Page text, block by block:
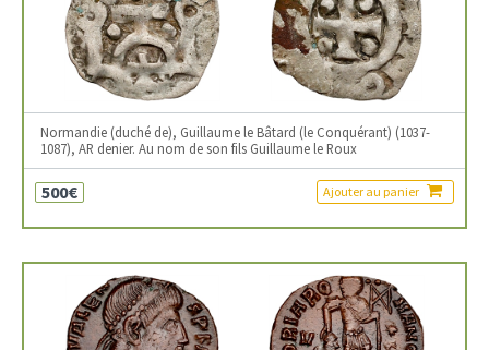
Normandie (duché de), Guillaume le Bâtard (le Conquérant) (1037-
1087), AR denier. Au nom de son fils Guillaume le Roux
500€ Ajouter au panier